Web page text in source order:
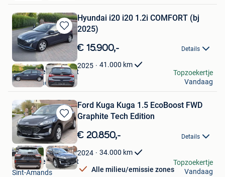
Bewaren
in
Mijn
Favorieten
Hyundai i20 i20 1.2i COMFORT (bj
2025)
€ 15.900,- Details
2025 41.000 km
Garage Ceurstemont
Sint-Amands
Topzoekertje
Vandaag
Bewaren
in
Mijn
Favorieten
Ford Kuga Kuga 1.5 EcoBoost FWD
Graphite Tech Edition
€ 20.850,- Details
2024 34.000 km
Alle milieu/emissie zones
Garage Ceurstemont
Sint-Amands
Topzoekertje
Vandaag